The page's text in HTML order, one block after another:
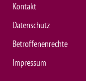
Kontakt
Datenschutz
Betroffenenrechte
Impressum